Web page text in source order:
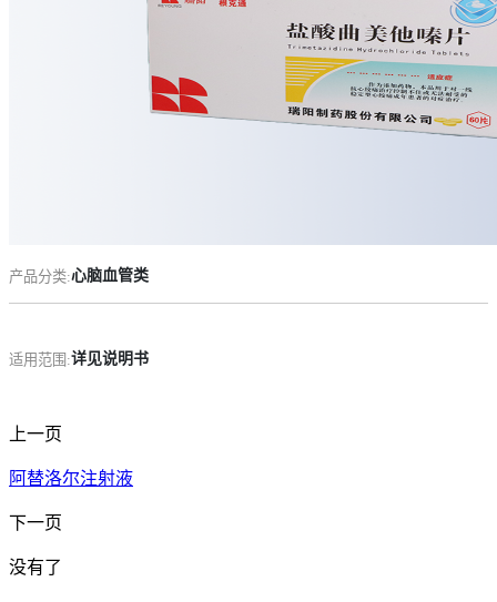
不良反应/事件上报
药品说明书安全项修订告知
药品说明书查询
产品分类:心脑血管类
适用范围:详见说明书
上一页
阿替洛尔注射液
下一页
没有了